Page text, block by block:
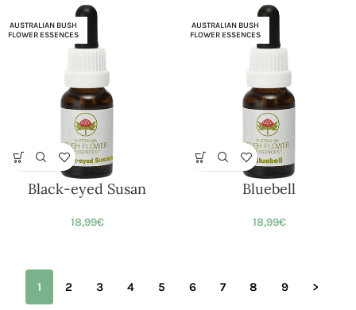
AUSTRALIAN BUSH
FLOWER ESSENCES
Black-eyed Susan
18,99€
AUSTRALIAN BUSH
FLOWER ESSENCES
Bluebell
18,99€
1 2 3 4 5 6 7 8 9 >